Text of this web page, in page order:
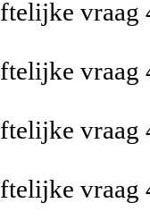
vraag
vraag
vraag
vraag